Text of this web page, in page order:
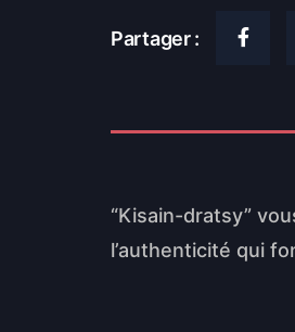
Partager :
“Kisain-dratsy”
l’authenticité qui